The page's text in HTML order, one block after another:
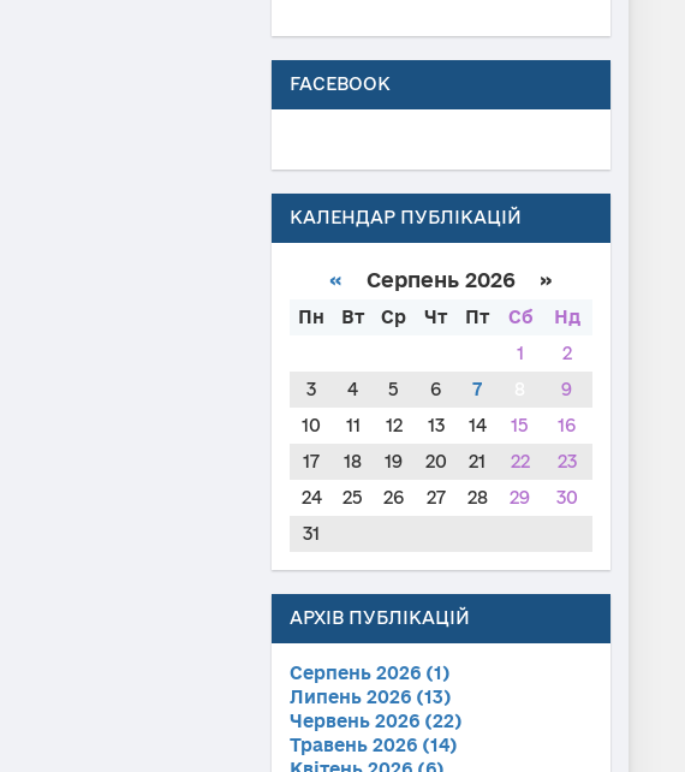
FACEBOOK
КАЛЕНДАР ПУБЛІКАЦІЙ
« Серпень 2026 »
Пн Вт Ср Чт Пт Сб
Нд
1
2
3
4 5 6 7
9
10
11 12 13 14 15
16
17
18 19 20 21 22
23
24
25 26 27 28 29
30
31
АРХІВ ПУБЛІКАЦІЙ
Серпень 2026 (1)
Липень 2026 (13)
Червень 2026 (22)
Травень 2026 (14)